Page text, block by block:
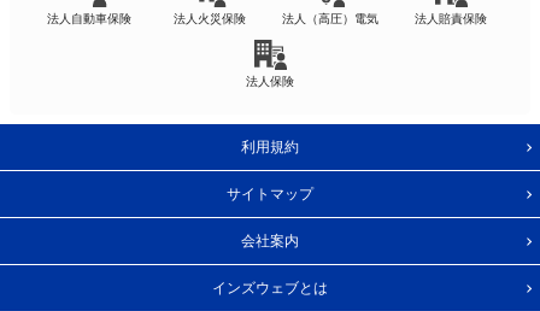
法人自動車保険 法人火災保険 法人（高圧）電気 法人賠責保険
法人保険
利用規約
サイトマップ
会社案内
インズウェブとは